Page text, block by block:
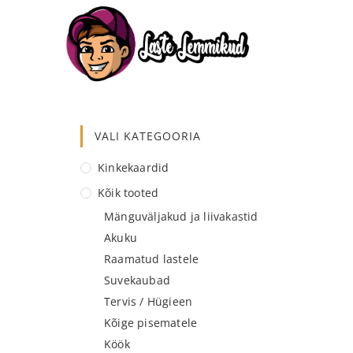
VALI KATEGOORIA
Kinkekaardid
Kõik tooted
Mänguväljakud ja liivakastid
Akuku
Raamatud lastele
Suvekaubad
Tervis / Hügieen
Kõige pisematele
Köök